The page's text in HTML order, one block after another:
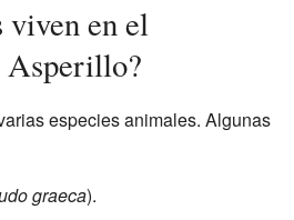
viven en el
especies animales. Algunas
graeca).